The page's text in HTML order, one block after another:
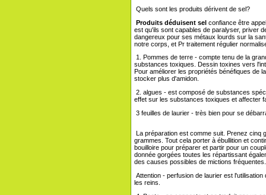
Quels sont les produits dérivent de sel?
Produits déduisent sel confiance être
est qu'ils sont capables de paralyser, priver
dangereux pour ses métaux lourds sur la
notre corps, et Pr traitement régulier
1. Pommes de terre - compte tenu de la
substances toxiques. Dessin toxines vers
Pour améliorer les propriétés bénéfiques de
stocker plus d'amidon.
2. algues - est composé de substances
effet sur les substances toxiques et affecter
3 feuilles de laurier - très bien pour se
La préparation est comme suit. Prenez cinq
grammes. Tout cela porter à ébullition et
bouilloire pour préparer et partir pour un
donnée gorgées toutes les répartissant
des causes possibles de mictions
Attention - perfusion de laurier est
les reins.